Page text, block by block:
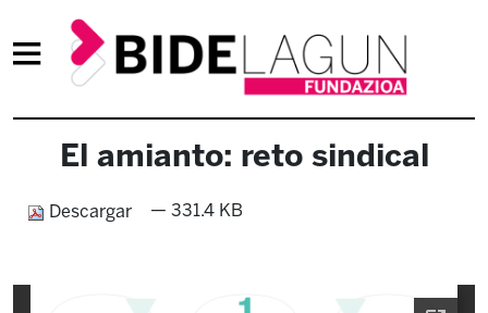
El amianto: reto sindical
Descargar — 331.4 KB